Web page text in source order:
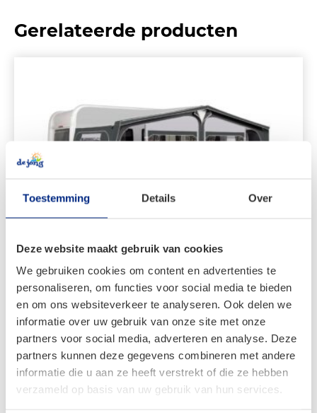
Toestemming Details Over
Deze website maakt gebruik van cookies
We gebruiken cookies om content en advertenties te
personaliseren, om functies voor social media te bieden
en om ons websiteverkeer te analyseren. Ook delen we
informatie over uw gebruik van onze site met onze
partners voor social media, adverteren en analyse. Deze
partners kunnen deze gegevens combineren met andere
informatie die u aan ze heeft verstrekt of die ze hebben
verzameld op basis van uw gebruik van hun services.
Gerelateerde producten
Dorema Daytona 240
Bekijken